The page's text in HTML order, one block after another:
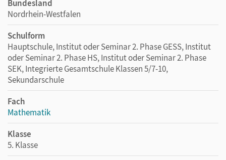
Bundesland
Nordrhein-Westfalen
Schulform
Hauptschule, Institut oder Seminar 2. Phase GESS, Institut
oder Seminar 2. Phase HS, Institut oder Seminar 2. Phase
SEK, Integrierte Gesamtschule Klassen 5/7-10,
Sekundarschule
Fach
Mathematik
Klasse
5. Klasse